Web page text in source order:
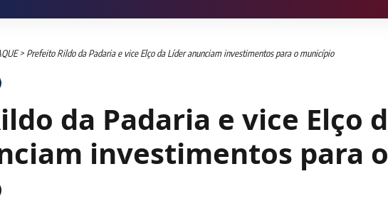
> Prefeito Rildo da Padaria e vice Elço da Líder anunciam investimentos para o município
da Padaria e vice Elço
investimentos para o